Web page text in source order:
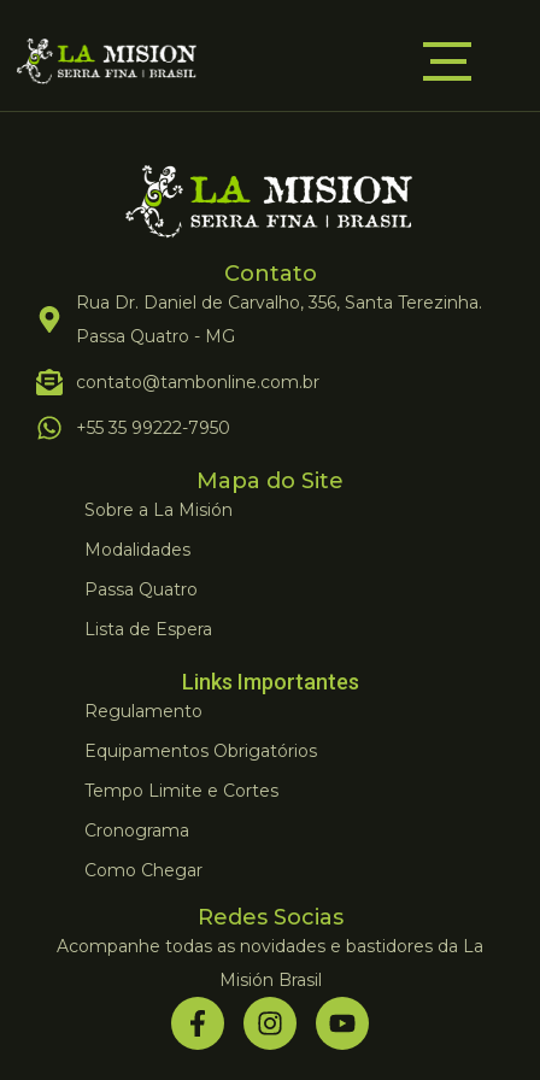
Contato
Rua Dr. Daniel de Carvalho, 356, Santa Terezinha.
Passa Quatro - MG
contato@tambonline.com.br
+55 35 99222-7950
Mapa do Site
Sobre a La Misión
Modalidades
Passa Quatro
Lista de Espera
Links Importantes
Regulamento
Equipamentos Obrigatórios
Tempo Limite e Cortes
Cronograma
Como Chegar
Redes Socias
Acompanhe todas as novidades e bastidores da La
Misión Brasil